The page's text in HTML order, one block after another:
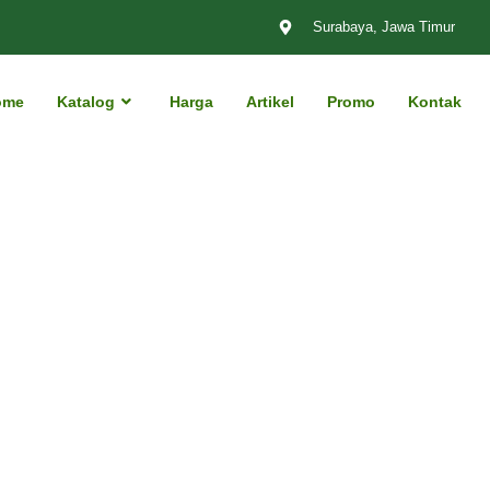
Surabaya, Jawa Timur
Katalog Harga Artikel Promo Kontak